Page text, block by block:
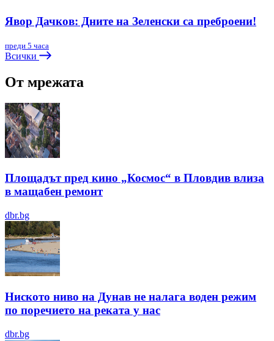
Явор Дачков: Дните на Зеленски са преброени!
преди 5 часа
Всички
От мрежата
Площадът пред кино „Космос“ в Пловдив влиза
в мащабен ремонт
dbr.bg
Ниското ниво на Дунав не налага воден режим
по поречието на реката у нас
dbr.bg